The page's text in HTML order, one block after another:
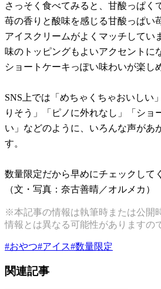
さっそく食べてみると、甘酸っぱ
苺の香りと酸味を感じる甘酸っぱい
アイスクリームがよくマッチしてい
味のトッピングもよいアクセントに
ショートケーキっぽい味わいが楽し
SNS上では「めちゃくちゃおいしい
りそう」「ピノに外れなし」「ショ
い」などのように、いろんな声があ
す。
数量限定だから早めにチェックして
（文・写真：奈古善晴／オルメカ）
※本記事の情報は執筆時または公開
情報とは異なる可能性がありますの
#おやつ#アイス#数量限定
関連記事